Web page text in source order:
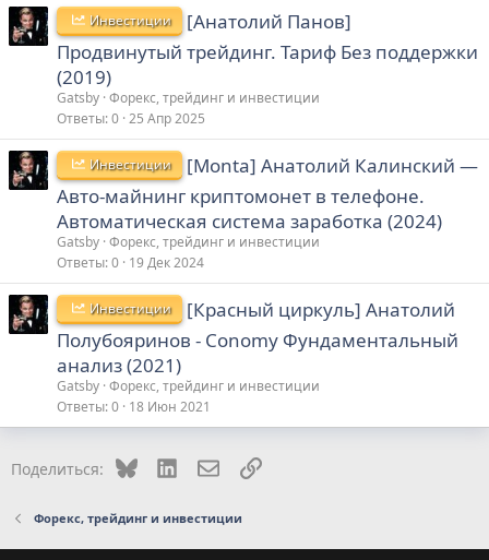
Инвестиции
[Анатолий Панов]
Продвинутый трейдинг. Тариф Без поддержки
(2019)
Gatsby Форекс, трейдинг и инвестиции
Ответы 0 25 Апр 2025
Инвестиции
[Monta] Анатолий Калинский ―
Авто-майнинг криптомонет в телефоне.
Автоматическая система заработка (2024)
Gatsby Форекс, трейдинг и инвестиции
Ответы 0 19 Дек 2024
Инвестиции
[Красный циркуль] Анатолий
Полубояринов - Conomy Фундаментальный
анализ (2021)
Gatsby Форекс, трейдинг и инвестиции
Ответы 0 18 Июн 2021
Поделиться: Bluesky LinkedInЭлектронная почта
Ссылка
Форекс, трейдинг и инвестиции